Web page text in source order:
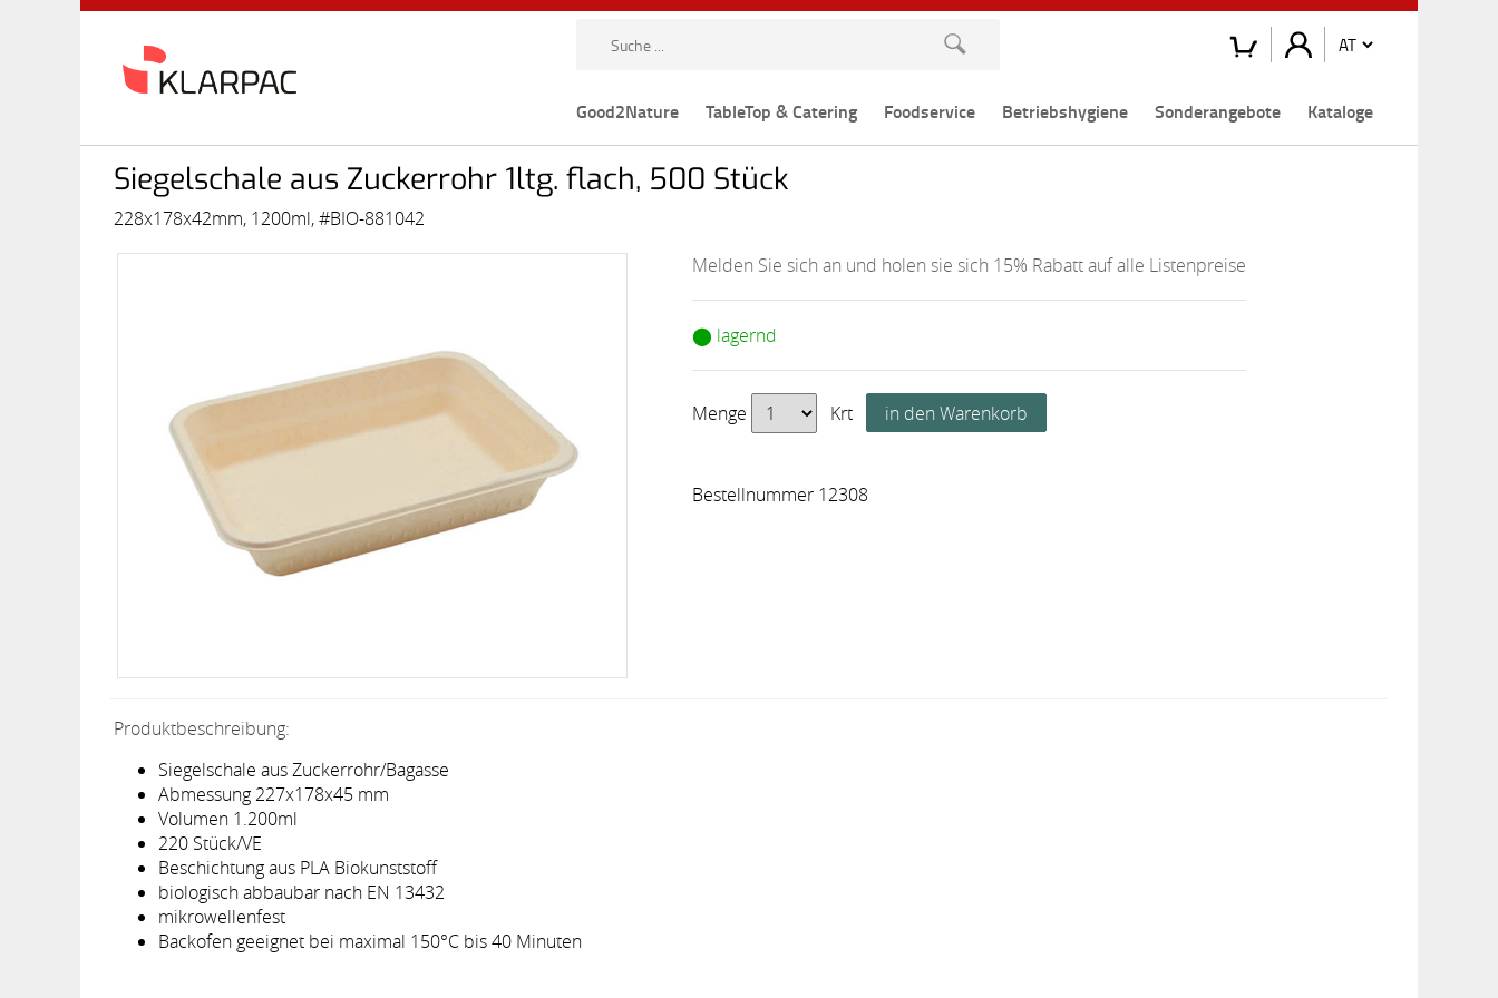
Good2Nature TableTop & Catering Foodservice Betriebshygiene Sonderangebote Kataloge
Siegelschale aus Zuckerrohr 1ltg. flach, 500 Stück
228x178x42mm, 1200ml, #BIO-881042
Melden Sie sich an und holen sie sich 15% Rabatt auf alle Listenpreise
⬤ lagernd
Menge Krt
Bestellnummer 12308
Produktbeschreibung:
Siegelschale aus Zuckerrohr/Bagasse
Abmessung 227x178x45 mm
Volumen 1.200ml
220 Stück/VE
Beschichtung aus PLA Biokunststoff
biologisch abbaubar nach EN 13432
mikrowellenfest
Backofen geeignet bei maximal 150°C bis 40 Minuten